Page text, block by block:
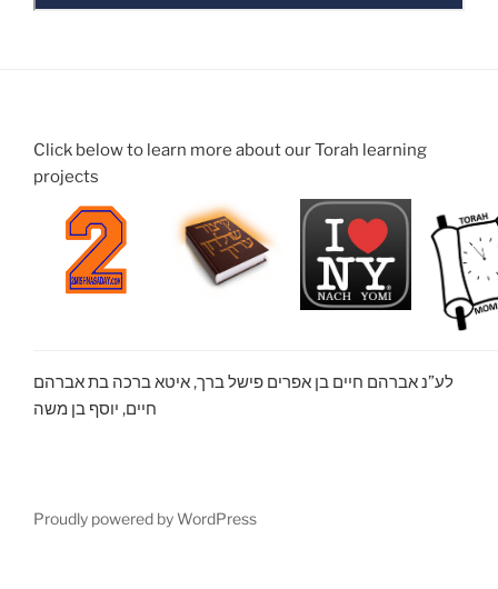
Click below to learn more about our Torah learning
projects
לע”נ אברהם חיים בן אפרים פישל ברך, איטא ברכה בת אברהם
חיים, יוסף בן משה
Proudly powered by WordPress